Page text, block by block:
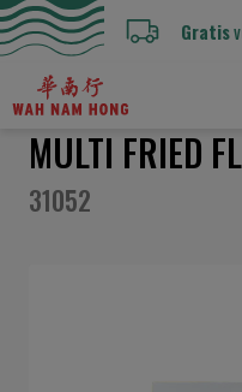
Gratis
MULTI FRIED
31052